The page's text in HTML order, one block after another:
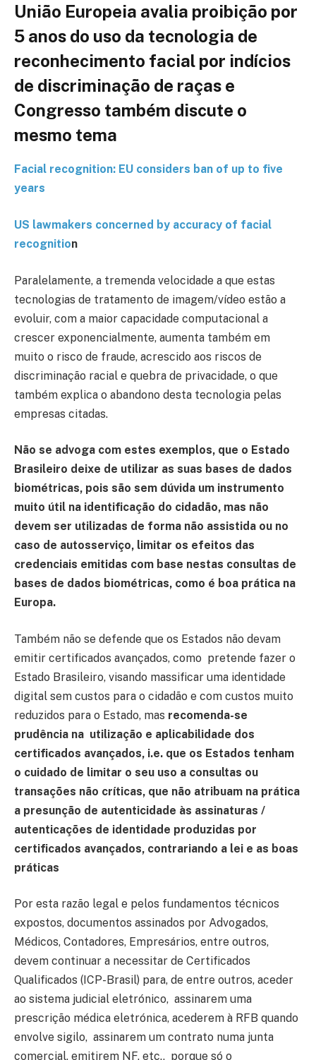
União Europeia avalia proibição por
5 anos do uso da tecnologia de
reconhecimento facial por indícios
de discriminação de raças e
Congresso também discute o
mesmo tema
Facial recognition: EU considers ban of up to five
years
US lawmakers concerned by accuracy of facial
recognition
Paralelamente, a tremenda velocidade a que estas
tecnologias de tratamento de imagem/vídeo estão a
evoluir, com a maior capacidade computacional a
crescer exponencialmente, aumenta também em
muito o risco de fraude, acrescido aos riscos de
discriminação racial e quebra de privacidade, o que
também explica o abandono desta tecnologia pelas
empresas citadas.
Não se advoga com estes exemplos, que o Estado
Brasileiro deixe de utilizar as suas bases de dados
biométricas, pois são sem dúvida um instrumento
muito útil na identificação do cidadão, mas não
devem ser utilizadas de forma não assistida ou no
caso de autosserviço, limitar os efeitos das
credenciais emitidas com base nestas consultas de
bases de dados biométricas, como é boa prática na
Europa.
Também não se defende que os Estados não devam
emitir certificados avançados, como pretende fazer o
Estado Brasileiro, visando massificar uma identidade
digital sem custos para o cidadão e com custos muito
reduzidos para o Estado, mas recomenda-se
prudência na utilização e aplicabilidade dos
certificados avançados, i.e. que os Estados tenham
o cuidado de limitar o seu uso a consultas ou
transações não críticas, que não atribuam na prática
a presunção de autenticidade às assinaturas /
autenticações de identidade produzidas por
certificados avançados, contrariando a lei e as boas
práticas
Por esta razão legal e pelos fundamentos técnicos
expostos, documentos assinados por Advogados,
Médicos, Contadores, Empresários, entre outros,
devem continuar a necessitar de Certificados
Qualificados (ICP-Brasil) para, de entre outros, aceder
ao sistema judicial eletrónico, assinarem uma
prescrição médica eletrónica, acederem à RFB quando
envolve sigilo, assinarem um contrato numa junta
comercial, emitirem NF, etc., porque só o